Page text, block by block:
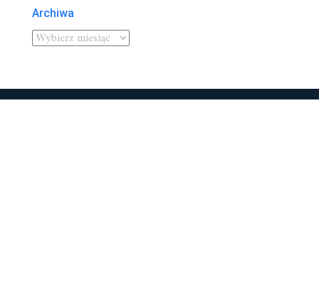
Archiwa